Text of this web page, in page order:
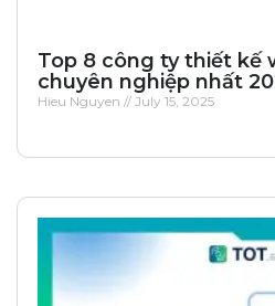
Top 8 công ty thiết kế
chuyên nghiệp nhất
Hieu Nguyen July 15, 2025